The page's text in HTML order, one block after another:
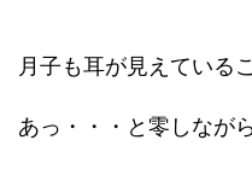
月子も耳が見えている
あっ・・・と零しなが